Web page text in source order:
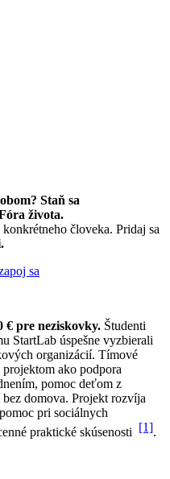
Staň sa
života.
človeka. Pridaj sa
sa
€ pre neziskovky. Študenti
StartLab úspešne vyzbierali
organizácií. Tímové
ako podpora
pomoc deťom z
domova. Projekt rozvíja
pri sociálnych
praktické skúsenosti [1].